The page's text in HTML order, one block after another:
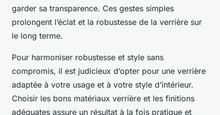
garder sa transparence. Ces gestes simples
prolongent l’éclat et la robustesse de la verrière sur
le long terme.
Pour harmoniser robustesse et style sans
compromis, il est judicieux d’opter pour une verrière
adaptée à votre usage et à votre style d’intérieur.
Choisir les bons matériaux verrière et les finitions
adéquates assure un résultat à la fois pratique et